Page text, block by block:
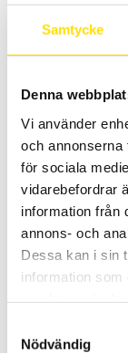
Samtycke
Denna
Vi använder
och annonserna
för sociala
vidarebefordrar
information från
annons- och
Dessa kan i sin
information som
Nödvändig
mycket låg